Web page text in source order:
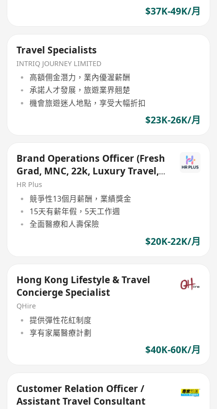
$37K-49K/月
Travel Specialists
INTRIQ JOURNEY LIMITED
高額佣金潛力，業內優渥薪酬
承諾人才發展，旅遊業界翹楚
機會旅遊迷人地點，享受大幅折扣
$23K-26K/月
Brand Operations Officer (Fresh
Grad, MNC, 22k, Luxury Travel,
Cosmetics)
HR Plus
競爭性13個月薪酬，業績獎金
15天有薪年假，5天工作週
全面醫療和人壽保險
$20K-22K/月
Hong Kong Lifestyle & Travel
Concierge Specialist
QHire
提供彈性花紅制度
享有家屬醫療計劃
$40K-60K/月
Customer Relation Officer /
Assistant Travel Consultant